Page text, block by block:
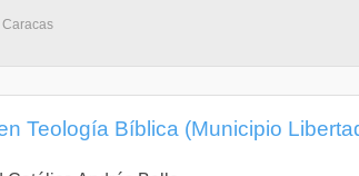
Teología Bíblica (Municipio